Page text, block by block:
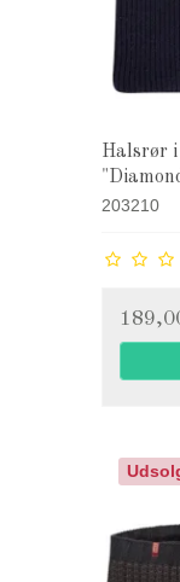
Halsrør
203210